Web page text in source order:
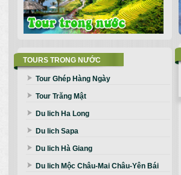
TOURS TRONG NƯỚC
Tour Ghép Hàng Ngày
Tour Trăng Mật
Du lich Ha Long
Du lich Sapa
Du lich Hà Giang
Du lich Mộc Châu-Mai Châu-Yên Bái